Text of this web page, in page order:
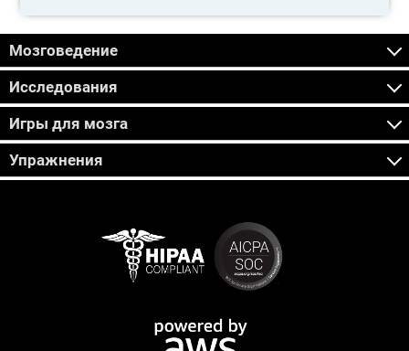
Мозговедение
Исследования
Игры для мозга
Упражнения